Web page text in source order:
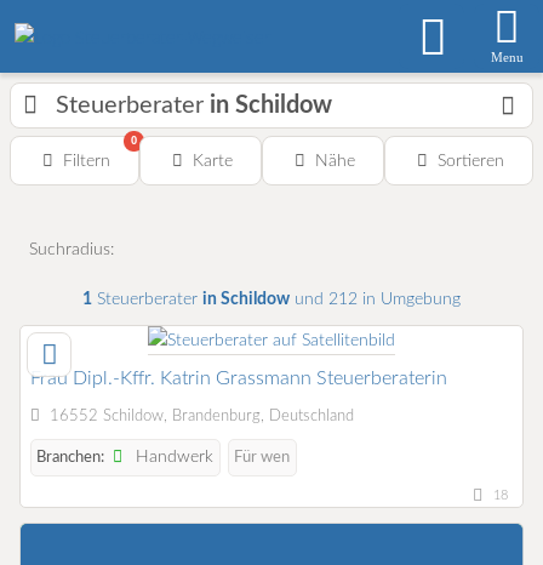
Menu
Steuerberater in Schildow
Filtern
0
Karte Nähe Sortieren
Suchradius:
1 Steuerberater in Schildow und 212 in Umgebung
Frau Dipl.-Kffr. Katrin Grassmann Steuerberaterin
16552 Schildow, Brandenburg, Deutschland
Branchen: Handwerk Für wen
18